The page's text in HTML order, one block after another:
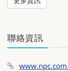
聯絡資訊